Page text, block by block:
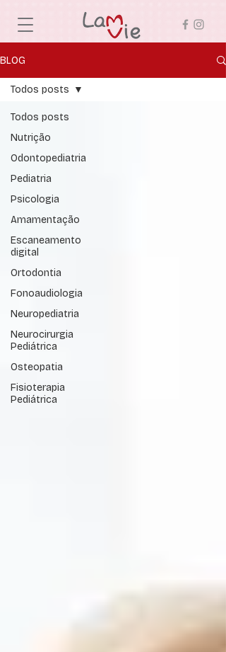
BLOG
Todos posts
Nutrição
Odontopediatria
Pediatria
Psicologia
Amamentação
Escaneamento
digital
Ortodontia
Fonoaudiologia
Neuropediatria
Neurocirurgia
Pediátrica
Osteopatia
Fisioterapia
Pediátrica
Todos posts